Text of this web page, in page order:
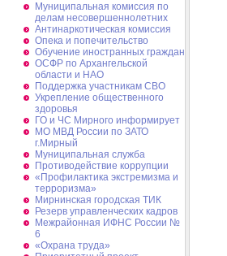
Муниципальная комиссия по
делам несовершеннолетних
Антинаркотическая комиссия
Опека и попечительство
Обучение иностранных граждан
ОСФР по Архангельской
области и НАО
Поддержка участникам СВО
Укрепление общественного
здоровья
ГО и ЧС Мирного информирует
МО МВД России по ЗАТО
г.Мирный
Муниципальная cлужба
Противодействие коррупции
«Профилактика экстремизма и
терроризма»
Мирнинская городская ТИК
Резерв управленческих кадров
Межрайонная ИФНС России №
6
«Охрана труда»